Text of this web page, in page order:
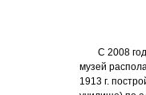
С 2008
музей
1913 г.